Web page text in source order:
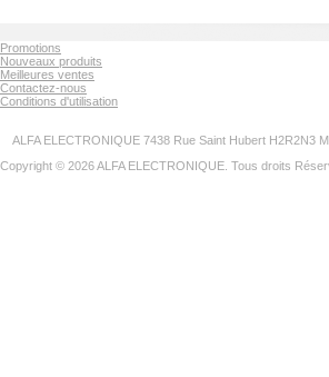
Promotions
Nouveaux produits
Meilleures ventes
Contactez-nous
Conditions d'utilisation
ALFA ELECTRONIQUE 7438 Rue Saint Hubert H2R2N3
Copyright © 2026 ALFA ELECTRONIQUE. Tous droits